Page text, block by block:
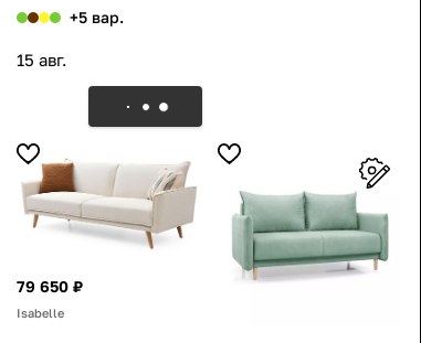
+5 вар.
15 авг.
79 650 ₽
Isabelle